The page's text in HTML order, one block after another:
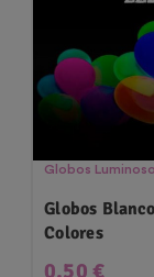
Globos
Globos
Colores
Precio
0,50 €